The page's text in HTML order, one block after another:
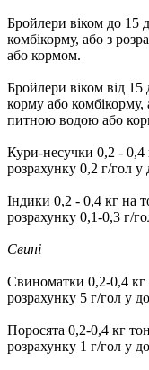
Бройлери віком до 15
комбікорму, або з
або кормом.
Бройлери віком від
корму або комбікорму,
питною водою або
Кури-несучки 0,2 - 0,4
розрахунку 0,2 г/гол
Індики 0,2 - 0,4 кг на
розрахунку 0,1-0,3 г/
Свині
Свиноматки 0,2-0,4 кг
розрахунку 5 г/гол у
Поросята 0,2-0,4 кг
розрахунку 1 г/гол у